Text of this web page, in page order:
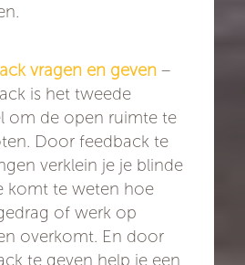
vragen en geven –
is het tweede
om de open ruimte te
Door feedback te
verklein je je blinde
komt te weten hoe
of werk op
overkomt. En door
te geven help je een